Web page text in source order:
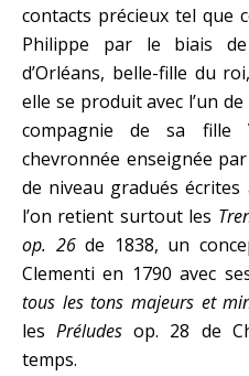
contacts précieux tel que
Philippe par le biais
d’Orléans, belle-fille du
elle se produit avec l’un
compagnie de sa fille
chevronnée enseignée
de niveau gradués écrites
l’on retient surtout les
op. 26de 1838, un
Clementi en 1790 avec
tous les tons majeurs et
lesPréludes op. 28 de
temps.